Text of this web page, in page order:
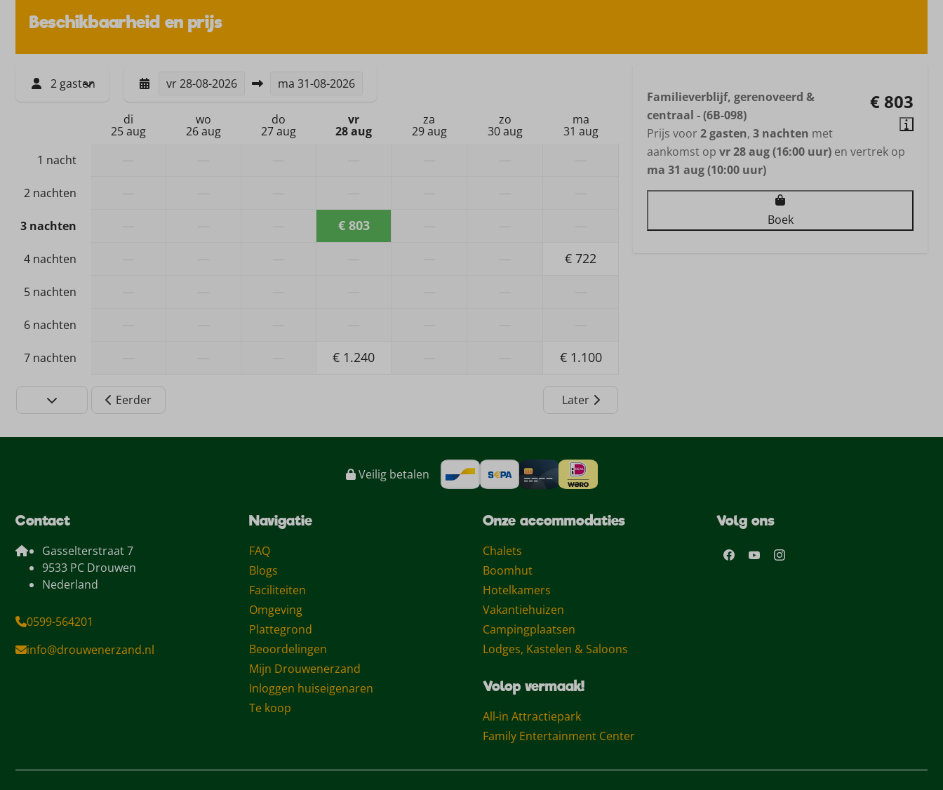
Picknicktafel
Zonnewering: Parasol
Verwarming & Verkoeling Hond
Badkamer & Sanitair
Beschikbaarheid en prijs
2 gasten vr28-08-2026 ma 31-08-2026
di
25 aug
wo
26 aug
do
27 aug
vr
28 aug
za
29 aug
zo
30 aug
ma
31 aug
1 nacht
2 nachten
3 nachten € 803
4 nachten € 722
5 nachten
6 nachten
7 nachten € 1.240 € 1.100
Eerder Later
€ 803
Familieverblijf, gerenoveerd &
centraal - (6B-098)
Prijs voor2 gasten, 3 nachten met
aankomst op vr 28 aug (16:00 uur) en vertrek op
ma 31 aug (10:00 uur)
Boek
Veilig betalen
Contact
Gasselterstraat 7
9533 PC Drouwen
Nederland
0599-564201
info@drouwenerzand.nl
Navigatie
FAQ
Blogs
Faciliteiten
Omgeving
Plattegrond
Beoordelingen
Mijn Drouwenerzand
Inloggen huiseigenaren
Te koop
Onze accommodaties
Chalets
Boomhut
Hotelkamers
Vakantiehuizen
Campingplaatsen
Lodges, Kastelen & Saloons
Volop vermaak!
All-in Attractiepark
Family Entertainment Center
Volg ons